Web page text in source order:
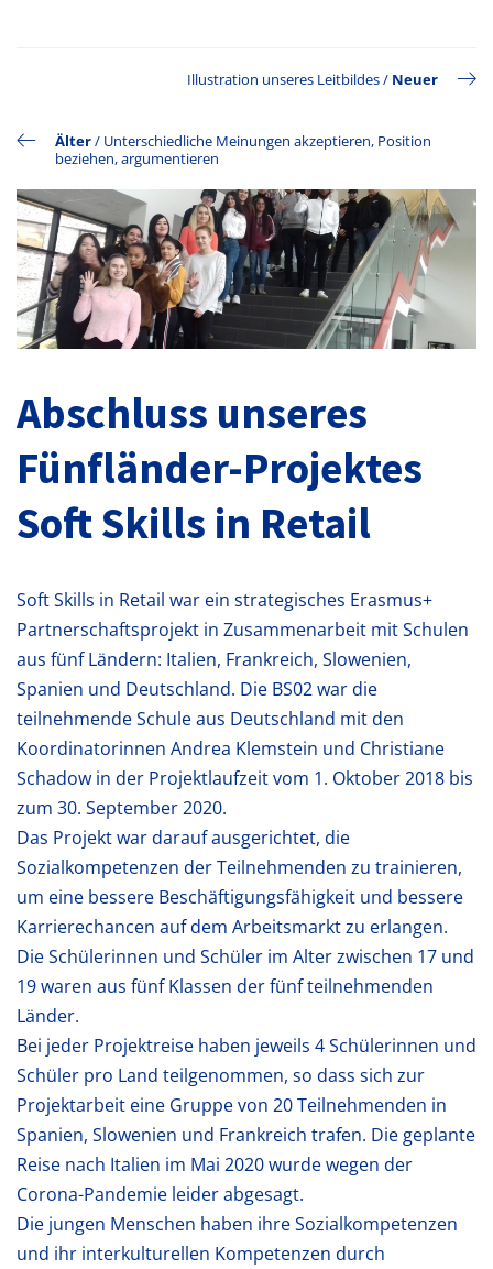
Illustration unseres Leitbildes/ Neuer
Älter/ Unterschiedliche Meinungen akzeptieren, Position
beziehen, argumentieren
Abschluss unseres
Fünfländer-Projektes
Soft Skills in Retail
Soft Skills in Retail war ein strategisches Erasmus+
Partnerschaftsprojekt in Zusammenarbeit mit Schulen
aus fünf Ländern: Italien, Frankreich, Slowenien,
Spanien und Deutschland. Die BS02 war die
teilnehmende Schule aus Deutschland mit den
Koordinatorinnen Andrea Klemstein und Christiane
Schadow in der Projektlaufzeit vom 1. Oktober 2018 bis
zum 30. September 2020.
Das Projekt war darauf ausgerichtet, die
Sozialkompetenzen der Teilnehmenden zu trainieren,
um eine bessere Beschäftigungsfähigkeit und bessere
Karrierechancen auf dem Arbeitsmarkt zu erlangen.
Die Schülerinnen und Schüler im Alter zwischen 17 und
19 waren aus fünf Klassen der fünf teilnehmenden
Länder.
Bei jeder Projektreise haben jeweils 4 Schülerinnen und
Schüler pro Land teilgenommen, so dass sich zur
Projektarbeit eine Gruppe von 20 Teilnehmenden in
Spanien, Slowenien und Frankreich trafen. Die geplante
Reise nach Italien im Mai 2020 wurde wegen der
Corona-Pandemie leider abgesagt.
Die jungen Menschen haben ihre Sozialkompetenzen
und ihr interkulturellen Kompetenzen durch